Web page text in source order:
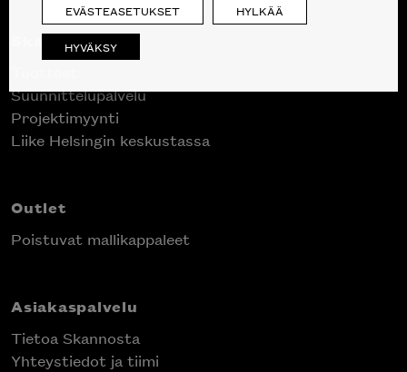
Skanno
Suunnittelupalvelu
Projektimyynti
Liike Helsingin keskustassa
Outlet
Poistuvat mallikappaleet
Asiakaspalvelu
Tietoa Skannosta
Yhteystiedot ja tiimi
EVÄSTEASETUKSET HYLKÄÄ
HYVÄKSY